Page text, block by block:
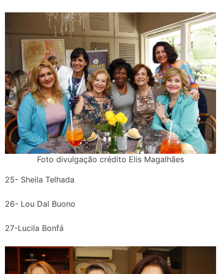
Foto divulgação crédito Elis Magalhães
25- Sheila Telhada
26- Lou Dal Buono
27-Lucila Bonfá